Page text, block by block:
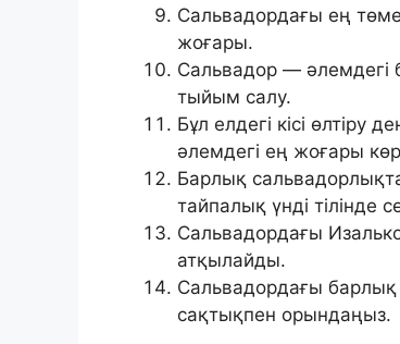
Сальвадордағы ең
жоғары.
Сальвадор — әлемдегі
тыйым салу.
Бұл елдегі кісі
әлемдегі ең жоғары
Барлық
тайпалық үнді тілінде
Сальвадордағы
атқылайды.
Сальвадордағы барлық
сақтықпен орындаңыз.